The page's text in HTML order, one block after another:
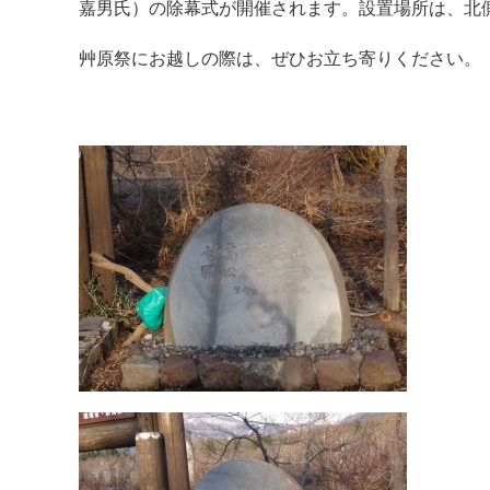
嘉男氏）の除幕式が開催されます。設置場所は、北
艸原祭にお越しの際は、ぜひお立ち寄りください。